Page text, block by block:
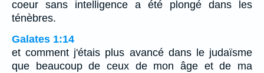
coeur sans intelligence a été plongé dans les
ténèbres.
Galates 1:14
et comment j'étais plus avancé dans le judaïsme
que beaucoup de ceux de mon âge et de ma